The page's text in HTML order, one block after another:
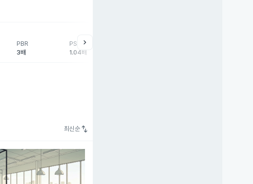
PBR
3배
PSR
1.04배
chevron_right
최신순 swap_vert